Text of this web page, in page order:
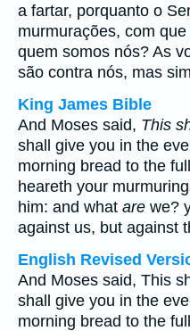
a fartar, porquanto o
murmurações, com
quem somos nós? As
são contra nós, mas
King James Bible
And Moses said, This
shall give you in the
morning bread to the
heareth your
him: and what are we?
against us, but against
English Revised
And Moses said, This
shall give you in the
morning bread to the